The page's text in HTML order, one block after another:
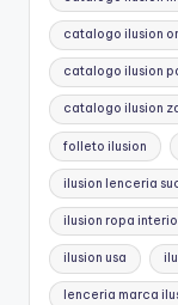
catalogo ilusion
catalogo ilusion
catalogo ilusion
folleto ilusion
ilusion lenceria
ilusion ropa
ilusion usa
lenceria marca